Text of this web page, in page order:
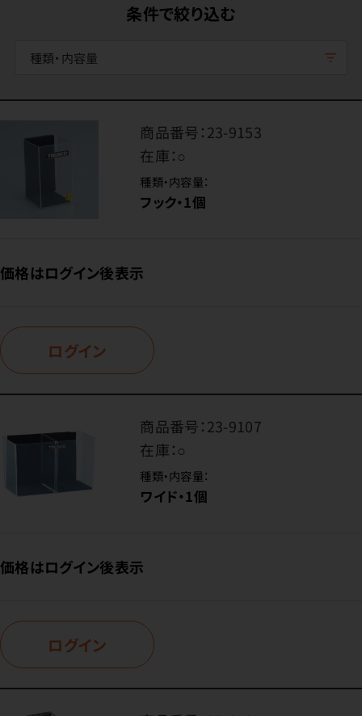
条件で絞り込む
種類・内容量
商品番号：23-9153
在庫：○
種類・内容量：
フック・1個
価格はログイン後表示
ログイン
商品番号：23-9107
在庫：○
種類・内容量：
ワイド・1個
価格はログイン後表示
ログイン